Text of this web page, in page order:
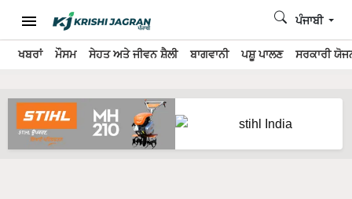
ਖਬਰਾਂ ਮੌਸਮ ਸੇਹਤ ਅਤੇ ਜੀਵਨ ਸ਼ੈਲੀ ਬਾਗਵਾਨੀ ਪਸ਼ੂ ਪਾਲਣ ਸਰਕਾਰੀ
ਪੰਜਾਬੀ